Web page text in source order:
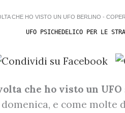
UFO PSICHEDELICO PER LE
che ho visto un
e come molte